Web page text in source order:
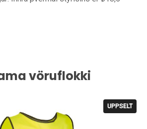
vöruflokki
UPPSELT